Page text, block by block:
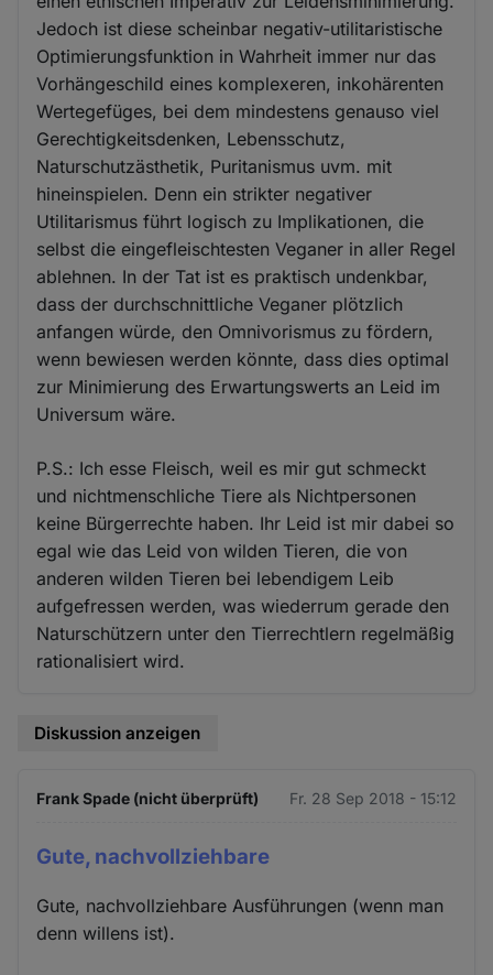
Jedoch ist diese scheinbar negativ-utilitaristische
Optimierungsfunktion in Wahrheit immer nur das
Vorhängeschild eines komplexeren, inkohärenten
Wertegefüges, bei dem mindestens genauso viel
Gerechtigkeitsdenken, Lebensschutz,
Naturschutzästhetik, Puritanismus uvm. mit
hineinspielen. Denn ein strikter negativer
Utilitarismus führt logisch zu Implikationen, die
selbst die eingefleischtesten Veganer in aller Regel
ablehnen. In der Tat ist es praktisch undenkbar,
dass der durchschnittliche Veganer plötzlich
anfangen würde, den Omnivorismus zu fördern,
wenn bewiesen werden könnte, dass dies optimal
zur Minimierung des Erwartungswerts an Leid im
Universum wäre.
P.S.: Ich esse Fleisch, weil es mir gut schmeckt
und nichtmenschliche Tiere als Nichtpersonen
keine Bürgerrechte haben. Ihr Leid ist mir dabei so
egal wie das Leid von wilden Tieren, die von
anderen wilden Tieren bei lebendigem Leib
aufgefressen werden, was wiederrum gerade den
Naturschützern unter den Tierrechtlern regelmäßig
rationalisiert wird.
Diskussion anzeigen
Frank Spade (nicht überprüft) Fr. 28 Sep 2018 - 15:12
Gute, nachvollziehbare
Gute, nachvollziehbare Ausführungen (wenn man
denn willens ist).